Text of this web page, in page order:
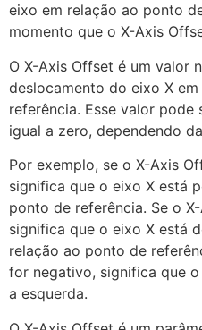
eixo em relação ao ponto
momento que o X-Axis
O X-Axis Offset é um valor
deslocamento do eixo X
referência. Esse valor
igual a zero, dependendo
Por exemplo, se o X-Axis
significa que o eixo X está
ponto de referência. Se o
significa que o eixo X está
relação ao ponto de
for negativo, significa que
a esquerda.